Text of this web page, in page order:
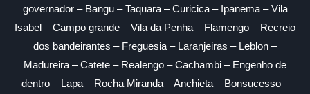
governador – Bangu – Taquara – Curicica – Ipanema – Vila
Isabel – Campo grande – Vila da Penha – Flamengo – Recreio
dos bandeirantes – Freguesia – Laranjeiras – Leblon –
Madureira – Catete – Realengo – Cachambi – Engenho de
dentro – Lapa – Rocha Miranda – Anchieta – Bonsucesso –